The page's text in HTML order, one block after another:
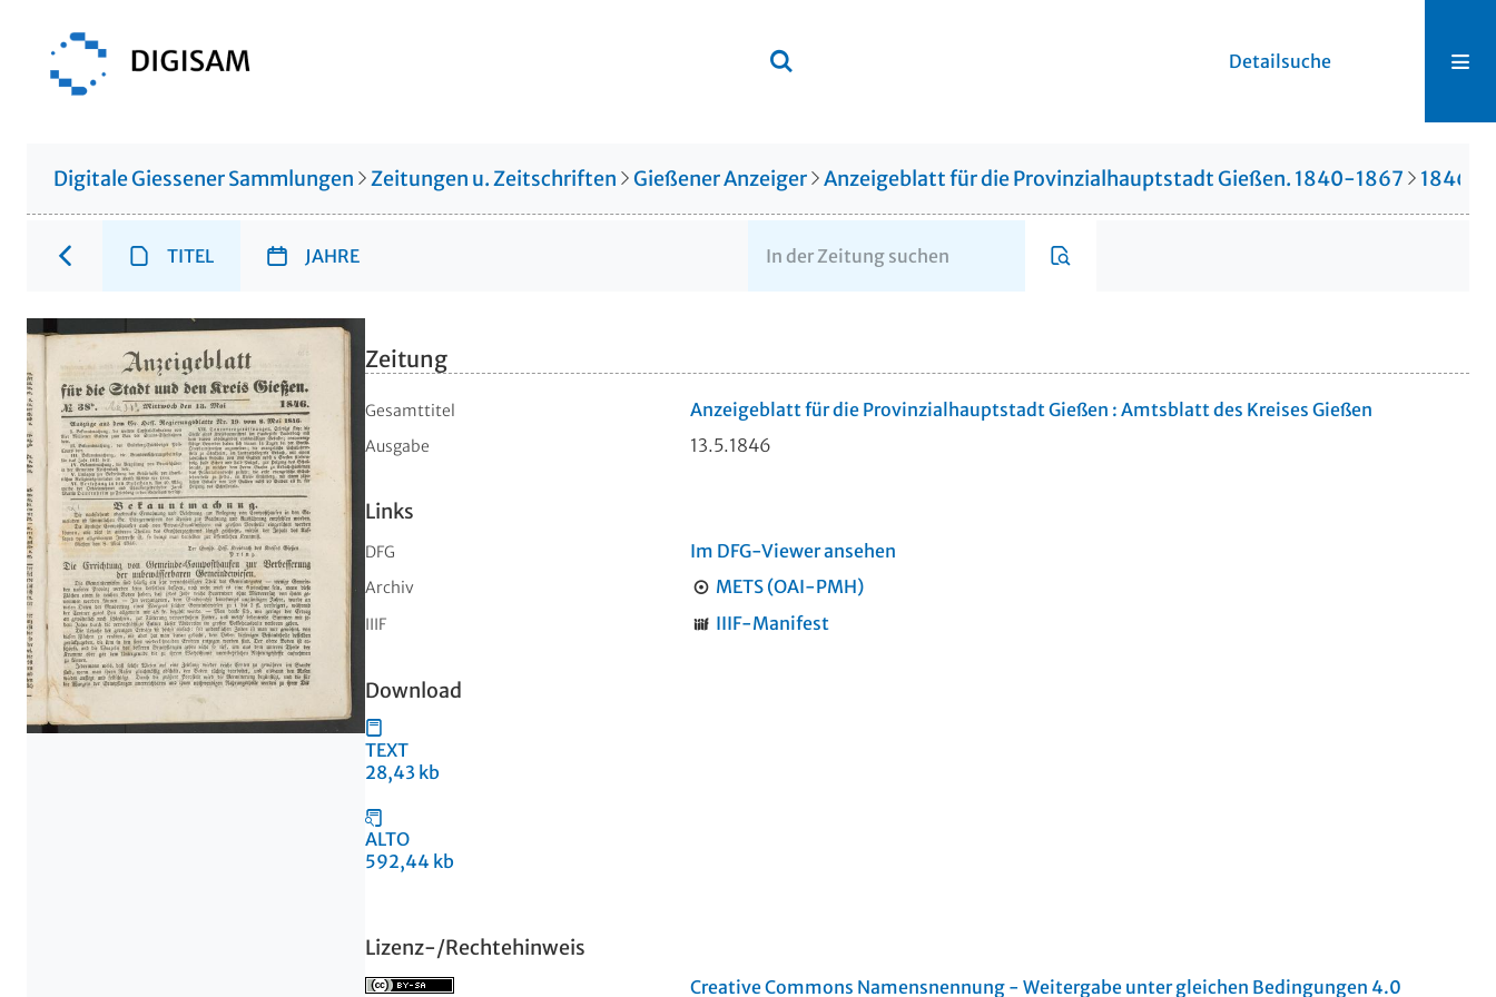
Detailsuche
Digitale Giessener Sammlungen Zeitungen u. Zeitschriften Gießener Anzeiger Anzeigeblatt für die Provinzialhauptstadt Gießen. 1840-1867 1846
TITEL JAHRE
Zeitung
Gesamttitel Anzeigeblatt für die Provinzialhauptstadt Gießen : Amtsblatt des Kreises Gießen
Ausgabe 13.5.1846
Links
DFG Im DFG-Viewer ansehen
Archiv METS (OAI-PMH)
IIIF IIIF-Manifest
Download
TEXT
28,43 kb
ALTO
592,44 kb
Lizenz-/Rechtehinweis
Creative Commons Namensnennung - Weitergabe unter gleichen Bedingungen 4.0